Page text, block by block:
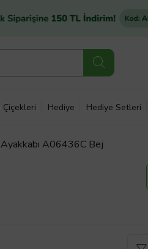
Çiçekleri Hediye Hediye Setleri
A06436C Bej